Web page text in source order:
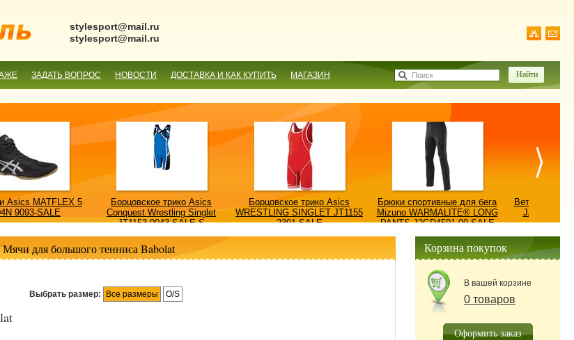
stylesport@mail.ru
stylesport@mail.ru
ЗАДАТЬ ВОПРОС НОВОСТИ ДОСТАВКА И КАК КУПИТЬ МАГАЗИН Поиск
Asics MATFLEX 5
9093-SALE
Борцовское трико Asics
Conquest Wrestling Singlet
JT1153 0043-SALE-S
Борцовское трико Asics
WRESTLING SINGLET JT1155
2301-SALE
Брюки спортивные для бега
Mizuno WARMALITE® LONG
PANTS J2GD4501-09-SALE
Ветровка
JACKET/
Мячи для большого тенниса Babolat
Выбрать размер: Все размеры O/S
Корзина покупок
В вашей корзине
0 товаров
Оформить заказ